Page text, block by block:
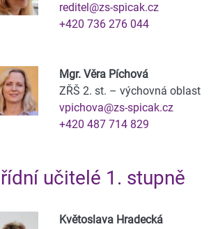
reditel@zs-spicak.cz
+420 736 276 044
Mgr. Věra Píchová
ZŘŠ 2. st. – výchovná oblast
vpichova@zs-spicak.cz
+420 487 714 829
učitelé 1. stupně
Květoslava Hradecká